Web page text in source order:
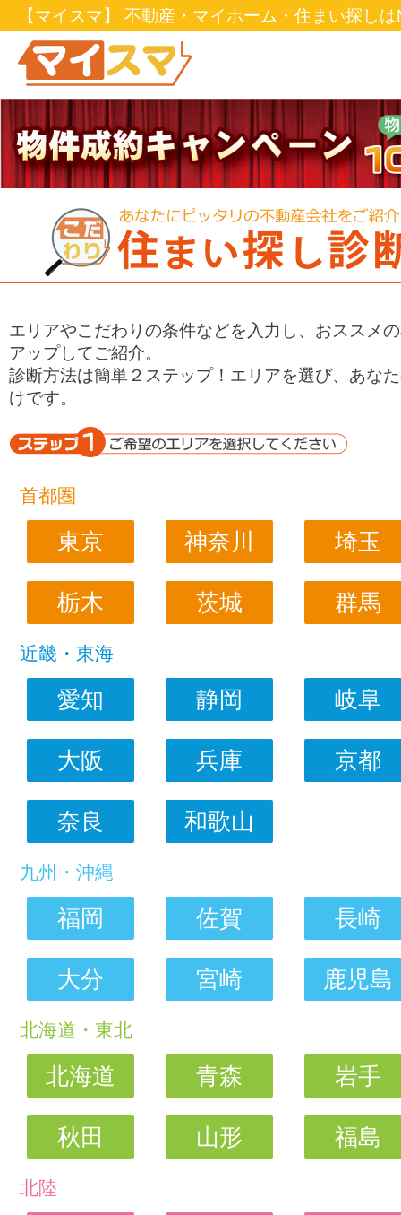
【マイスマ】 不動産・マイホーム・住まい探し
エリアやこだわりの条件などを入力し、おススメ
アップしてご紹介。
診断方法は簡単２ステップ！エリアを選び、あな
けです。
首都圏
東京 神奈川 埼玉
栃木 茨城 群馬
近畿・東海
愛知 静岡 岐阜
大阪 兵庫 京都
奈良 和歌山
九州・沖縄
福岡 佐賀 長崎
大分 宮崎 鹿児島
北海道・東北
北海道 青森 岩手
秋田 山形 福島
北陸